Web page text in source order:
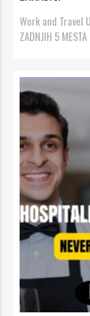
Work and Travel
ZADNJIH 5